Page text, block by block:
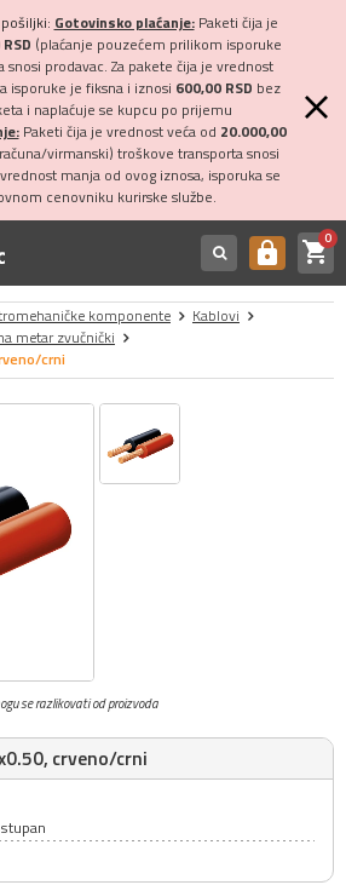
Gotovinsko plaćanje:Paketi čija je
(plaćanje pouzećem prilikom isporuke
prodavac. Za pakete čija je vrednost
isporuke je fiksna i iznosi 600,00 RSD bez
i naplaćuje se kupcu po prijemu
Paketi čija je vrednost veća od 20.000,00
virmanski) troškove transporta snosi
manja od ovog iznosa, isporuka se
cenovniku kurirske službe.
https shopping_cart0
komponente
Kablovi
metar zvučnički
crni
se razlikovati od proizvoda
crveno/crni